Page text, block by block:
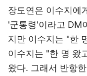
장도연은 이수지에
'군통령'이라고 DM
지만 이수지는 "한
이수지는 "한 명 왔
왔다. 그래서 반항